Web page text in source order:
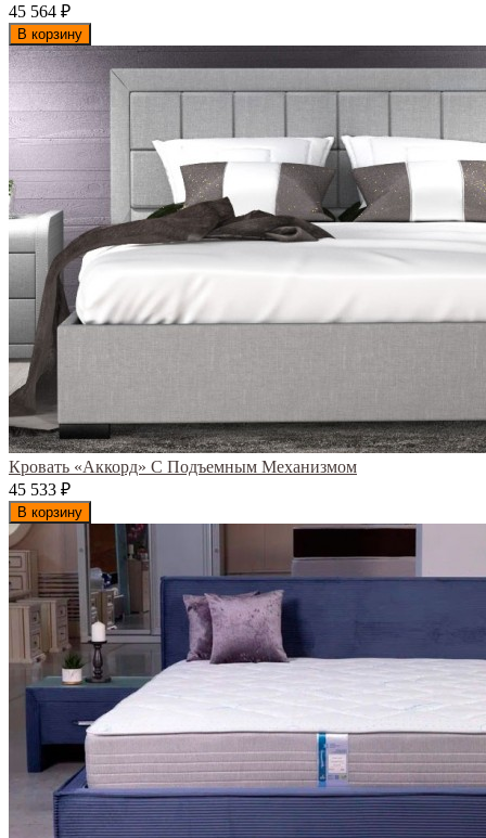
45 564 ₽
В корзину
Кровать «Аккорд» С Подъемным Механизмом
45 533 ₽
В корзину